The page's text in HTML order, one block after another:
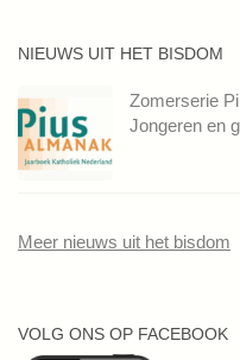
NIEUWS UIT HET BISDOM
Zomerserie
Jongeren en
Meer nieuws uit het bisdom
VOLG ONS OP FACEBOOK